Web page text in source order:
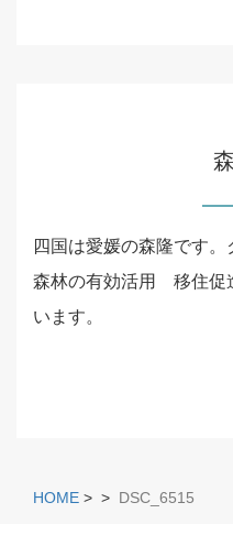
四国は愛媛の森隆です。
森林の有効活用 移住促
います。
HOME > > DSC_6515